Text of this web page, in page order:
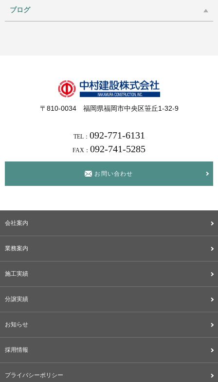
ブログ
〒810-0034 福岡県福岡市中央区笹丘1-32-9
TEL： 092-771-6131
FAX： 092-741-5285
お問い合わせ
会社案内
業務案内
施工実績
分譲実績
お知らせ
採用情報
プライバシーポリシー